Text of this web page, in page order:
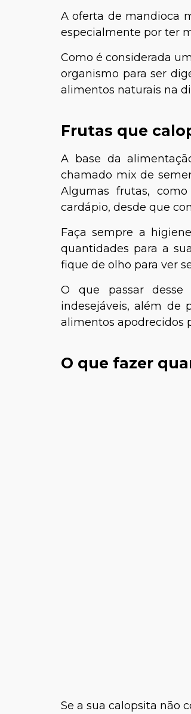
A oferta de mandioca
especialmente por ter
Como é considerada
organismo para ser
alimentos naturais na
Frutas que
A base da
chamado mix de
Algumas frutas,
cardápio, desde que
Faça sempre a
quantidades para a
fique de olho para ver
O que passar
indesejáveis, além de
alimentos apodrecidos
O que fazer
Se a sua calopsita não